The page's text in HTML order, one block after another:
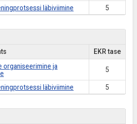
läbiviimine 5
EKR tase
organiseerimine ja
5
läbiviimine 5